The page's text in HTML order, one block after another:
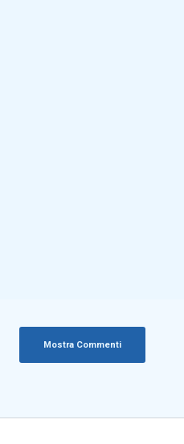
Mostra Commenti